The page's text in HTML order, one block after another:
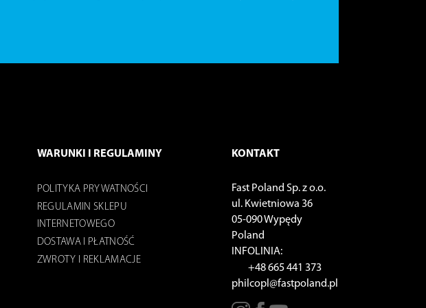
WARUNKI I REGULAMINY
POLITYKA PRYWATNOŚCI
REGULAMIN SKLEPU
INTERNETOWEGO
DOSTAWA I PŁATNOŚĆ
ZWROTY I REKLAMACJE
KONTAKT
Fast Poland Sp. z o.o.
ul. Kwietniowa 36
05-090 Wypędy
Poland
INFOLINIA:
+48 665 441 373
philcopl@fastpoland.pl